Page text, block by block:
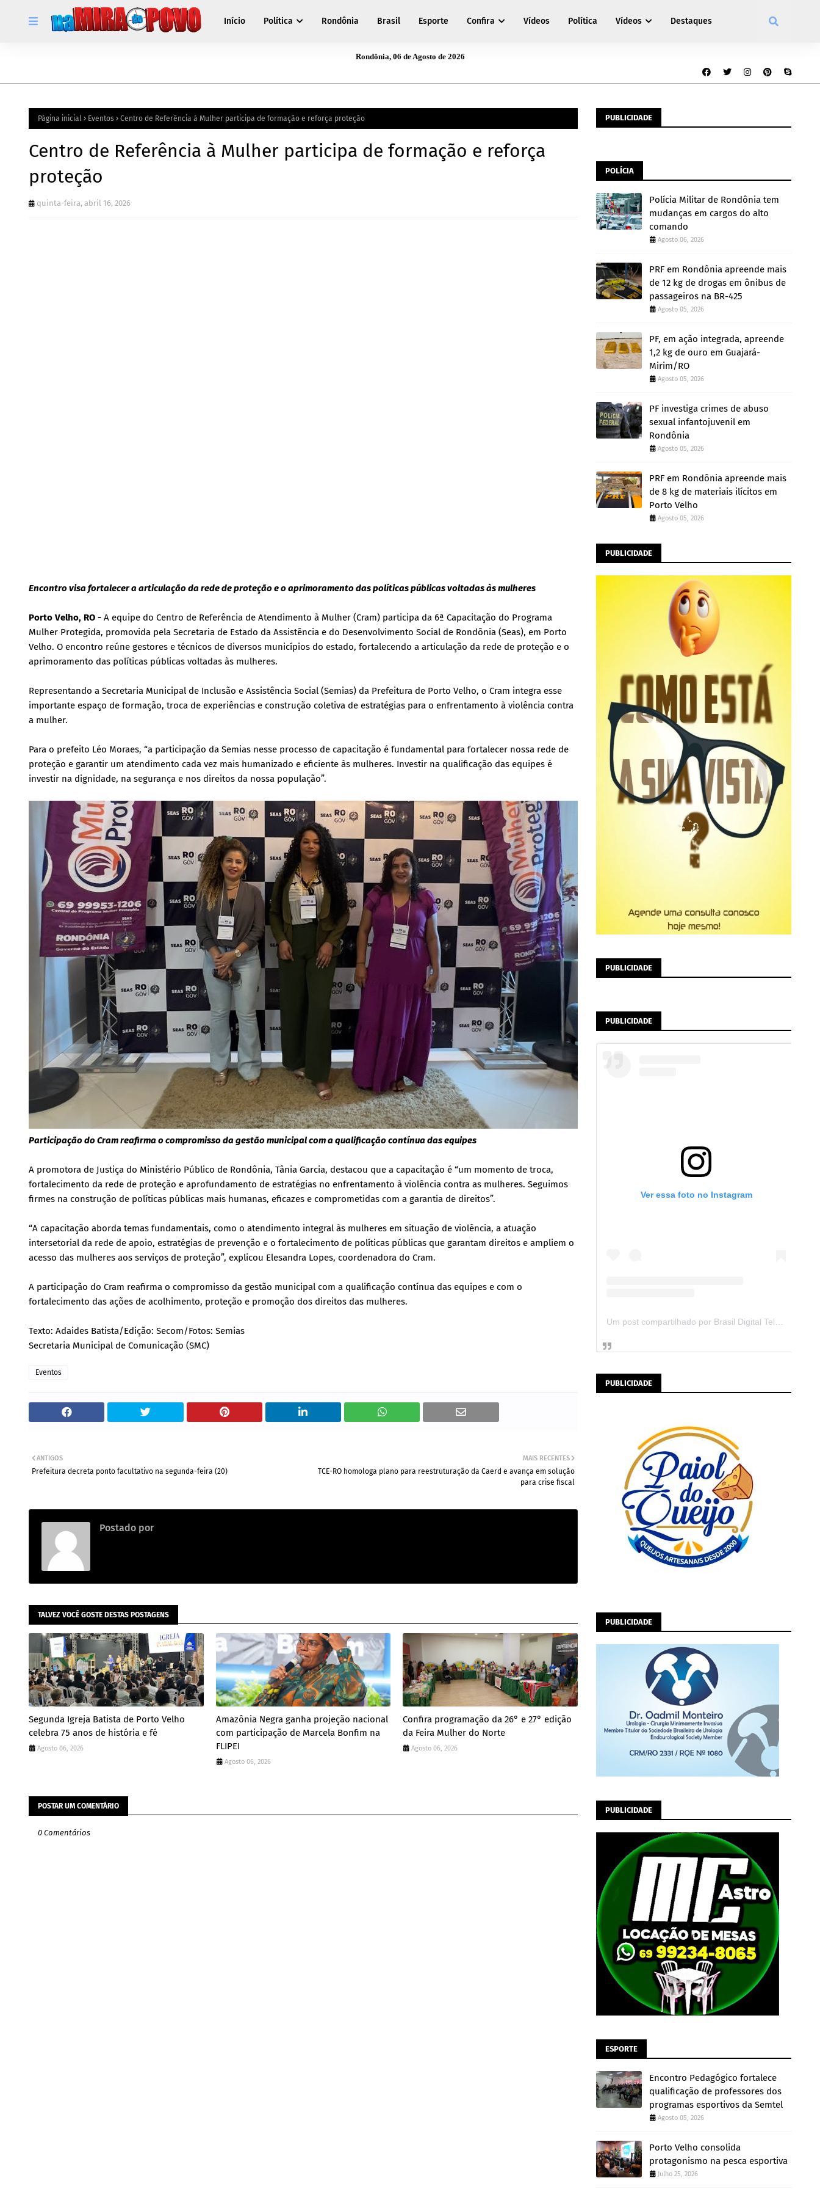
Início Política Rondônia Brasil Esporte Confira Vídeos Política Vídeos Destaques
Rondônia, 06 de Agosto de 2026
Página inicial Eventos Centro de Referência à Mulher participa de formação e reforça proteção
Centro de Referência à Mulher participa de formação e reforça
proteção
quinta-feira, abril 16, 2026
Encontro visa fortalecer a articulação da rede de proteção e o aprimoramento das políticas públicas voltadas às mulheres
Porto Velho, RO - A equipe do Centro de Referência de Atendimento à Mulher (Cram) participa da 6ª Capacitação do Programa
Mulher Protegida, promovida pela Secretaria de Estado da Assistência e do Desenvolvimento Social de Rondônia (Seas), em Porto
Velho. O encontro reúne gestores e técnicos de diversos municípios do estado, fortalecendo a articulação da rede de proteção e o
aprimoramento das políticas públicas voltadas às mulheres.
Representando a Secretaria Municipal de Inclusão e Assistência Social (Semias) da Prefeitura de Porto Velho, o Cram integra esse
importante espaço de formação, troca de experiências e construção coletiva de estratégias para o enfrentamento à violência contra
a mulher.
Para o prefeito Léo Moraes, “a participação da Semias nesse processo de capacitação é fundamental para fortalecer nossa rede de
proteção e garantir um atendimento cada vez mais humanizado e eficiente às mulheres. Investir na qualificação das equipes é
investir na dignidade, na segurança e nos direitos da nossa população”.
Participação do Cram reafirma o compromisso da gestão municipal com a qualificação contínua das equipes
A promotora de Justiça do Ministério Público de Rondônia, Tânia Garcia, destacou que a capacitação é “um momento de troca,
fortalecimento da rede de proteção e aprofundamento de estratégias no enfrentamento à violência contra as mulheres. Seguimos
firmes na construção de políticas públicas mais humanas, eficazes e comprometidas com a garantia de direitos”.
“A capacitação aborda temas fundamentais, como o atendimento integral às mulheres em situação de violência, a atuação
intersetorial da rede de apoio, estratégias de prevenção e o fortalecimento de políticas públicas que garantam direitos e ampliem o
acesso das mulheres aos serviços de proteção”, explicou Elesandra Lopes, coordenadora do Cram.
A participação do Cram reafirma o compromisso da gestão municipal com a qualificação contínua das equipes e com o
fortalecimento das ações de acolhimento, proteção e promoção dos direitos das mulheres.
Texto: Adaides Batista/Edição: Secom/Fotos: Semias
Secretaria Municipal de Comunicação (SMC)
Eventos
MAIS RECENTES
TCE-RO homologa plano para reestruturação da Caerd e avança em solução
para crise fiscal
ANTIGOS
Prefeitura decreta ponto facultativo na segunda-feira (20)
Postado por
TALVEZ VOCÊ GOSTE DESTAS POSTAGENS
Segunda Igreja Batista de Porto Velho
celebra 75 anos de história e fé
Agosto 06, 2026
Amazônia Negra ganha projeção nacional
com participação de Marcela Bonfim na
FLIPEI
Agosto 06, 2026
Confira programação da 26° e 27° edição
da Feira Mulher do Norte
Agosto 06, 2026
POSTAR UM COMENTÁRIO
0 Comentários
PUBLICIDADE
POLÍCIA
Polícia Militar de Rondônia tem
mudanças em cargos do alto
comando
Agosto 06, 2026
PRF em Rondônia apreende mais
de 12 kg de drogas em ônibus de
passageiros na BR-425
Agosto 05, 2026
PF, em ação integrada, apreende
1,2 kg de ouro em Guajará-
Mirim/RO
Agosto 05, 2026
PF investiga crimes de abuso
sexual infantojuvenil em
Rondônia
Agosto 05, 2026
PRF em Rondônia apreende mais
de 8 kg de materiais ilícitos em
Porto Velho
Agosto 05, 2026
PUBLICIDADE
PUBLICIDADE
PUBLICIDADE
Ver essa foto no Instagram
PUBLICIDADE
PUBLICIDADE
PUBLICIDADE
ESPORTE
Encontro Pedagógico fortalece
qualificação de professores dos
programas esportivos da Semtel
Agosto 05, 2026
Porto Velho consolida
protagonismo na pesca esportiva
Julho 25, 2026